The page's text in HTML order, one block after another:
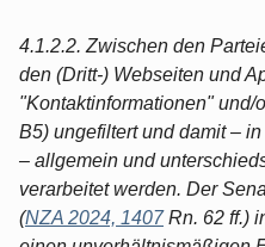
4.1.2.2. Zwischen den
den (Dritt-) Webseiten und
"Kontaktinformationen"
B5) ungefiltert und damit –
– allgemein und
verarbeitet werden. Der
(NZA 2024, 1407Rn. 62 ff.)